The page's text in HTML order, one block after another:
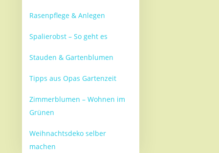
Rasenpflege & Anlegen
Spalierobst – So geht es
Stauden & Gartenblumen
Tipps aus Opas Gartenzeit
Zimmerblumen – Wohnen im
Grünen
Weihnachtsdeko selber
machen